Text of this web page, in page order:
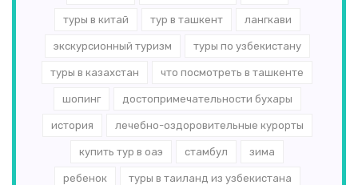
туры в китай тур в ташкент лангкави
экскурсионный туризм туры по узбекистану
туры в казахстан что посмотреть в ташкенте
шопинг достопримечательности бухары
история лечебно-оздоровительные курорты
купить тур в оаэ стамбул зима
ребенок туры в таиланд из узбекистана